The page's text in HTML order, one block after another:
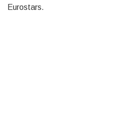
Eurostars.